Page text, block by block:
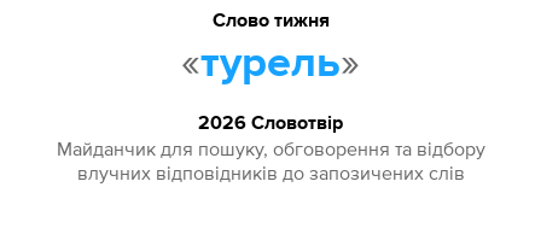
Слово тижня
«турель»
2026 Словотвір
Майданчик для пошуку, обговорення та відбору
влучних відповідників до запозичених слів